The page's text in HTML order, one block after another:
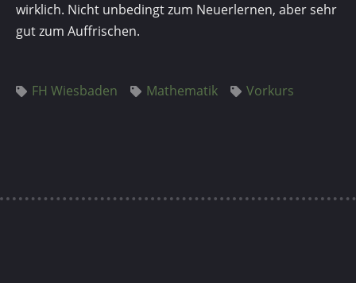
wirklich. Nicht unbedingt zum Neuerlernen, aber sehr
gut zum Auffrischen.
FH Wiesbaden Mathematik Vorkurs